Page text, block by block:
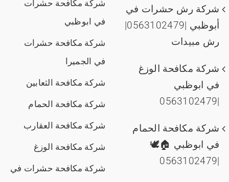
شركة رش حشرات في
أبوظبي |0563102479|
رش مبيدات
شركة مكافحة الوزغ
في ابوظبي
|0563102479
شركة مكافحة الحمام
في ابوظبي 🏠🕊️
|0563102479
شركة مكافحة حشرات
في ابوظبي
شركة مكافحة حشرات
في الجميرا
شركة مكافحة الثعابين
شركة مكافحة الحمام
شركة مكافحة العقارب
شركة مكافحة الوزغ
شركة مكافحة حشرات في